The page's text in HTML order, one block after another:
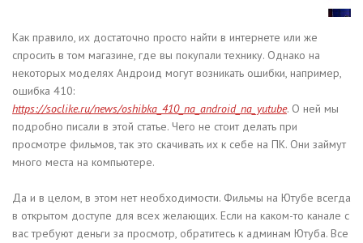
Как правило, их достаточно просто найти в интернете или же
спросить в том магазине, где вы покупали технику. Однако на
некоторых моделях Андроид могут возникать ошибки, например,
ошибка 410:
https://soclike.ru/news/oshibka_410_na_android_na_yutube. О ней мы
подробно писали в этой статье. Чего не стоит делать при
просмотре фильмов, так это скачивать их к себе на ПК. Они займут
много места на компьютере.
Да и в целом, в этом нет необходимости. Фильмы на Ютубе всегда
в открытом доступе для всех желающих. Если на каком-то канале с
вас требуют деньги за просмотр, обратитесь к админам Ютуба. Все